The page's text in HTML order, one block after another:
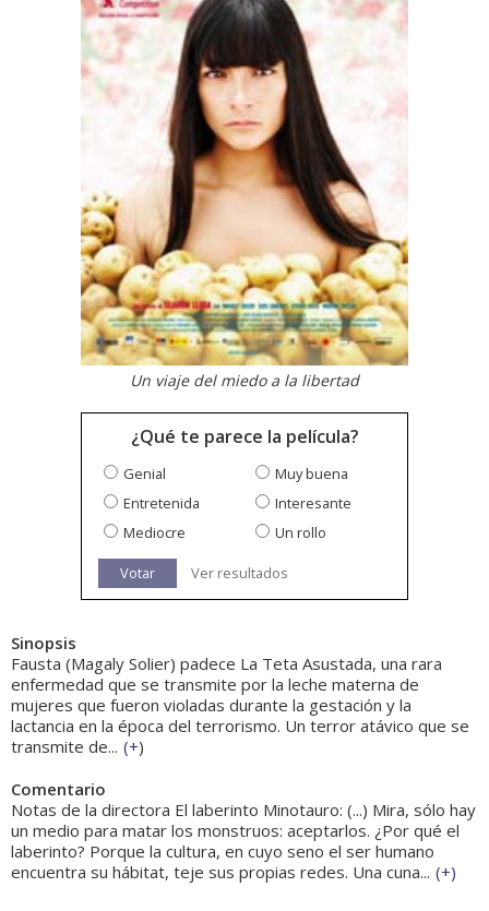
Un viaje del miedo a la libertad
¿Qué te parece la película?
Genial
Muy buena
Entretenida
Interesante
Mediocre
Un rollo
Votar Ver resultados
Sinopsis
Fausta (Magaly Solier) padece La Teta Asustada, una rara
enfermedad que se transmite por la leche materna de
mujeres que fueron violadas durante la gestación y la
lactancia en la época del terrorismo. Un terror atávico que se
transmite de... (+)
Comentario
Notas de la directora El laberinto Minotauro: (...) Mira, sólo hay
un medio para matar los monstruos: aceptarlos. ¿Por qué el
laberinto? Porque la cultura, en cuyo seno el ser humano
encuentra su hábitat, teje sus propias redes. Una cuna... (+)